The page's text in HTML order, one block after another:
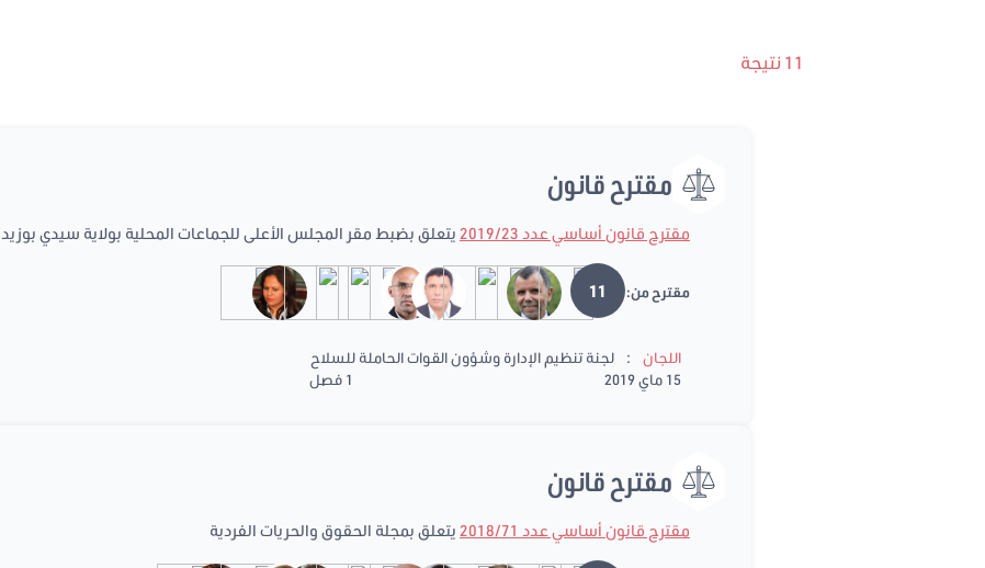
11 نتيجة
مقترح قانون
مقترح قانون أساسي عدد 2019/23 يتعلق بضبط مقر المجلس الأعلى للجماعات المحلية بولاية سيدي بوزيد
مقترح من: 11
اللجان :
لجنة تنظيم الإدارة وشؤون القوات الحاملة للسلاح
15 ماي 2019
1 فصل
مقترح قانون
مقترح قانون أساسي عدد 2018/71 يتعلق بمجلة الحقوق والحريات الفردية